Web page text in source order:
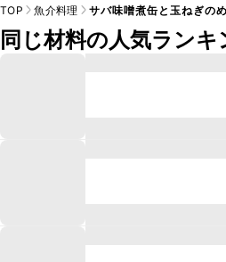
TOP 魚介料理 サバ味噌煮缶と玉ねぎの
同じ材料の人気ランキ